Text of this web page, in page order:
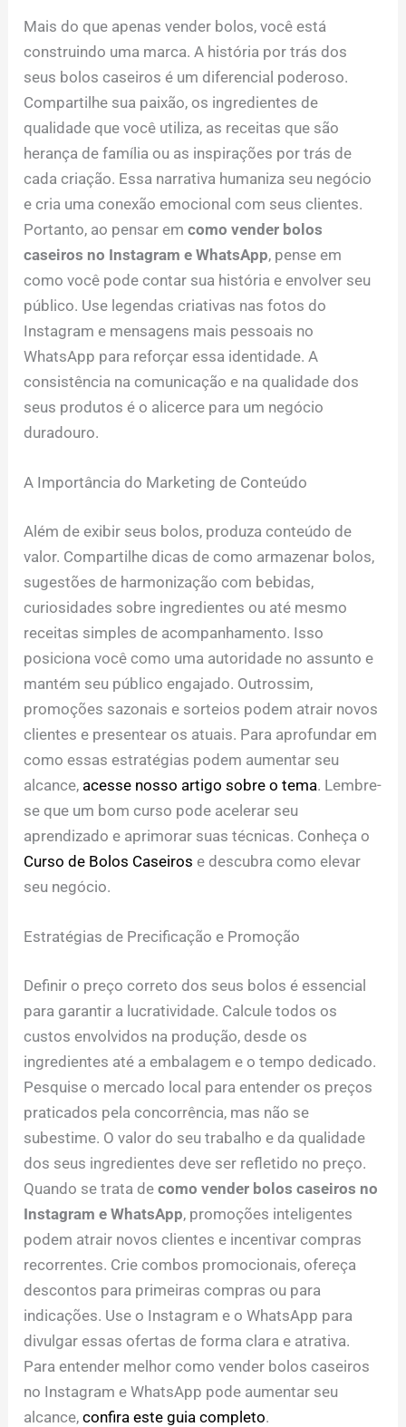
Mais do que apenas vender bolos, você está
construindo uma marca. A história por trás dos
seus bolos caseiros é um diferencial poderoso.
Compartilhe sua paixão, os ingredientes de
qualidade que você utiliza, as receitas que são
herança de família ou as inspirações por trás de
cada criação. Essa narrativa humaniza seu negócio
e cria uma conexão emocional com seus clientes.
Portanto, ao pensar emcomo vender bolos
caseiros no Instagram e WhatsApp, pense em
como você pode contar sua história e envolver seu
público. Use legendas criativas nas fotos do
Instagram e mensagens mais pessoais no
WhatsApp para reforçar essa identidade. A
consistência na comunicação e na qualidade dos
seus produtos é o alicerce para um negócio
duradouro.
A Importância do Marketing de Conteúdo
Além de exibir seus bolos, produza conteúdo de
valor. Compartilhe dicas de como armazenar bolos,
sugestões de harmonização com bebidas,
curiosidades sobre ingredientes ou até mesmo
receitas simples de acompanhamento. Isso
posiciona você como uma autoridade no assunto e
mantém seu público engajado. Outrossim,
promoções sazonais e sorteios podem atrair novos
clientes e presentear os atuais. Para aprofundar em
como essas estratégias podem aumentar seu
alcance, acesse nosso artigo sobre o tema. Lembre-
se que um bom curso pode acelerar seu
aprendizado e aprimorar suas técnicas. Conheça o
Curso de Bolos Caseiros e descubra como elevar
seu negócio.
Estratégias de Precificação e Promoção
Definir o preço correto dos seus bolos é essencial
para garantir a lucratividade. Calcule todos os
custos envolvidos na produção, desde os
ingredientes até a embalagem e o tempo dedicado.
Pesquise o mercado local para entender os preços
praticados pela concorrência, mas não se
subestime. O valor do seu trabalho e da qualidade
dos seus ingredientes deve ser refletido no preço.
Quando se trata decomo vender bolos caseiros no
Instagram e WhatsApp, promoções inteligentes
podem atrair novos clientes e incentivar compras
recorrentes. Crie combos promocionais, ofereça
descontos para primeiras compras ou para
indicações. Use o Instagram e o WhatsApp para
divulgar essas ofertas de forma clara e atrativa.
Para entender melhor como vender bolos caseiros
no Instagram e WhatsApp pode aumentar seu
alcance,confira este guia completo.